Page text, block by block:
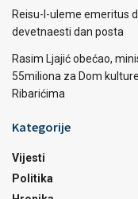
Reisu-l-uleme emeritus
devetnaesti dan posta
Rasim Ljajić obećao,
55miliona za Dom
Ribarićima
Kategorije
Vijesti
Politika